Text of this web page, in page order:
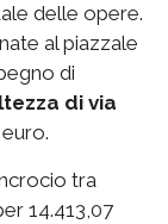
delle opere.
al piazzale
di
di via
tra
14.413,07